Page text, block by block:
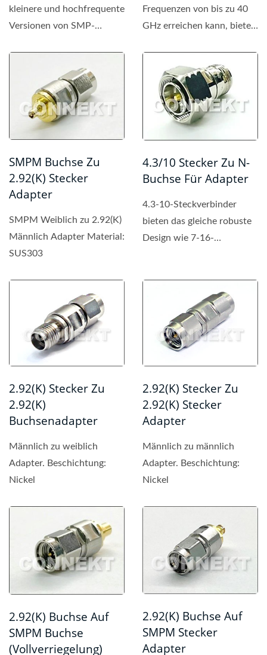
kleinere und hochfrequente
Versionen von SMP-
Frequenzen von bis zu 40
GHz erreichen kann, bieten
SMPM Buchse Zu
2.92(K) Stecker
Adapter
SMPM Weiblich zu 2.92(K)
Männlich Adapter Material:
SUS303
4.3/10 Stecker Zu N-
Buchse Für Adapter
4.3-10-Steckverbinder
bieten das gleiche robuste
Design wie 7-16-
2.92(K) Stecker Zu
2.92(K)
Buchsenadapter
Männlich zu weiblich
Adapter. Beschichtung:
Nickel
2.92(K) Stecker Zu
2.92(K) Stecker
Adapter
Männlich zu männlich
Adapter. Beschichtung:
Nickel
2.92(K) Buchse Auf
SMPM Buchse
(Vollverriegelung)
2.92(K) Buchse Auf
SMPM Stecker
Adapter